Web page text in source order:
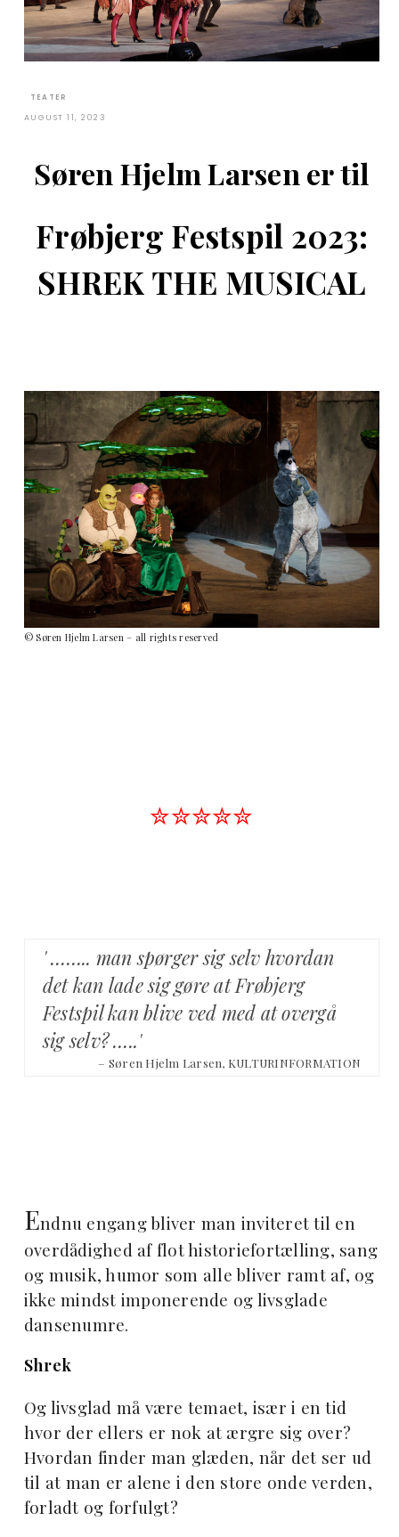
TEATER
AUGUST 11, 2023
Søren Hjelm Larsen er til
Frøbjerg Festspil 2023:
SHREK THE MUSICAL
© Søren Hjelm Larsen – all rights reserved
✮✮✮✮✮
' …….. man spørger sig selv hvordan
det kan lade sig gøre at Frøbjerg
Festspil kan blive ved med at overgå
sig selv? …..'
– Søren Hjelm Larsen, KULTURINFORMATION
Endnu engang bliver man inviteret til en
overdådighed af flot historiefortælling, sang
og musik, humor som alle bliver ramt af, og
ikke mindst imponerende og livsglade
dansenumre.
Shrek
Og livsglad må være temaet, især i en tid
hvor der ellers er nok at ærgre sig over?
Hvordan finder man glæden, når det ser ud
til at man er alene i den store onde verden,
forladt og forfulgt?